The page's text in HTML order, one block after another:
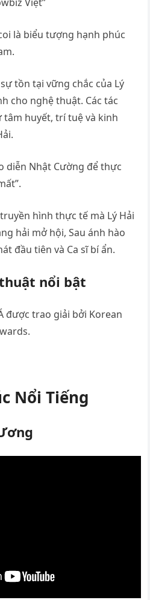
là biểu tượng hạnh phúc
tồn tại vững chắc của Lý
cho nghệ thuật. Các tác
huyết, trí tuệ và kinh
diễn Nhật Cường để thực
hình thực tế mà Lý Hải
hải mở hội, Sau ánh hào
đầu tiên và Ca sĩ bí ẩn.
nổi bật
được trao giải bởi Korean
Nổi Tiếng